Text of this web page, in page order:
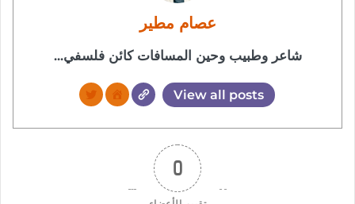
عصام مطير
شاعر وطبيب وحين المسافات كائن فلسفي...
View all posts
0